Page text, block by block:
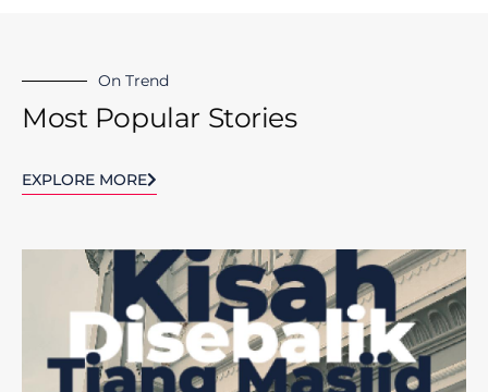
On Trend
Most Popular Stories
EXPLORE MORE